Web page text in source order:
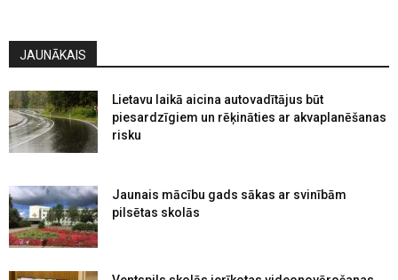
JAUNĀKAIS
Lietavu laikā aicina autovadītājus būt
piesardzīgiem un rēķināties ar akvaplanēšanas
risku
Jaunais mācību gads sākas ar svinībām
pilsētas skolās